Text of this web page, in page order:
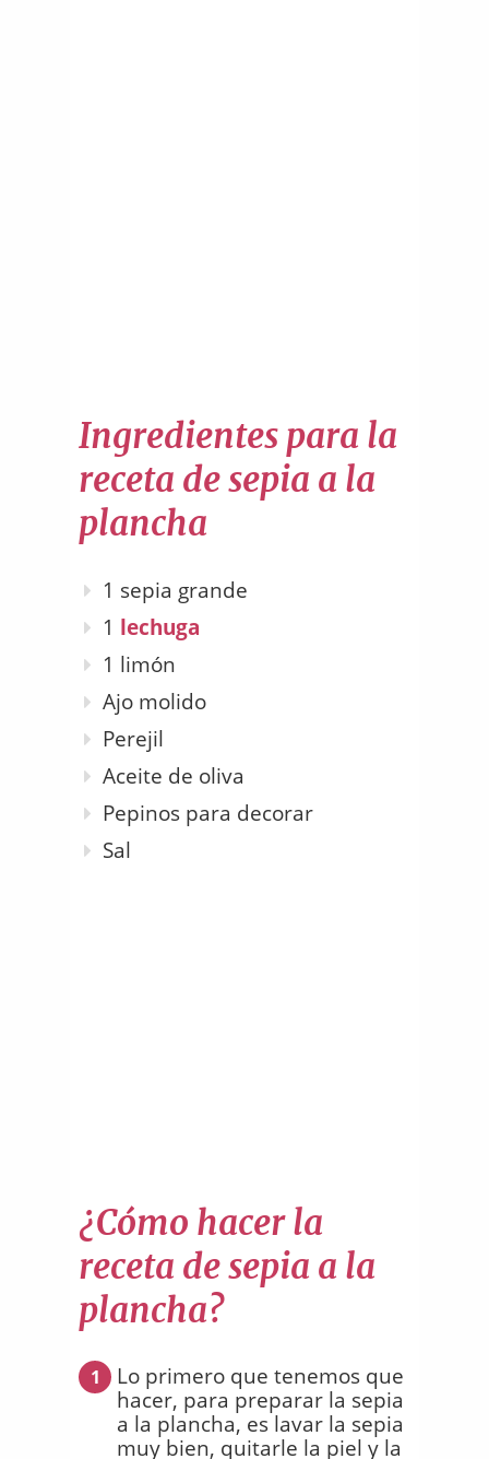
Ingredientes para la
receta de sepia a la
plancha
1 sepia grande
1 lechuga
1 limón
Ajo molido
Perejil
Aceite de oliva
Pepinos para decorar
Sal
¿Cómo hacer la
receta de sepia a la
plancha?
1
Lo primero que tenemos que
hacer, para preparar la sepia
a la plancha, es lavar la sepia
muy bien, quitarle la piel y la